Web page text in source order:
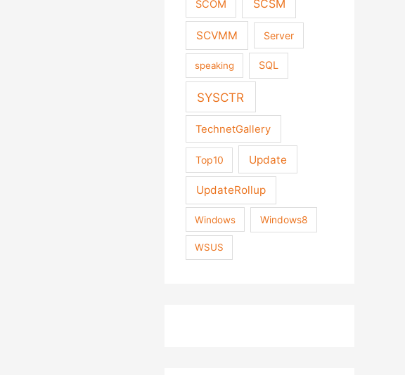
SCOM SCSM
SCVMM Server
speaking SQL
SYSCTR
TechnetGallery
Top10 Update
UpdateRollup
Windows Windows8
WSUS